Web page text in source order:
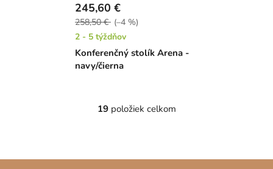
Konferenčný stolík Arena -
navy/čierna
245,60 €
258,50 € (–4 %)
2 - 5 týždňov
O
19položiek celkom